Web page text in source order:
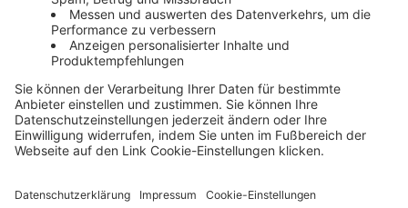
Über die Haufe Group